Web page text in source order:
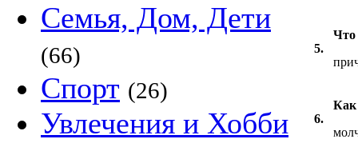
Семья, Дом, Дети
(66)
Спорт (26)
Увлечения и Хобби
5.
Что
6.
Как